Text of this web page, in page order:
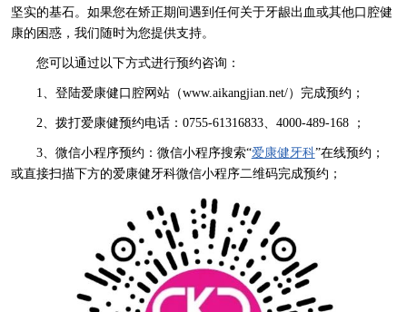
坚实的基石。如果您在矫正期间遇到任何关于牙龈出血或其他口腔健
康的困惑，我们随时为您提供支持。
您可以通过以下方式进行预约咨询：
1、登陆爱康健口腔网站（www.aikangjian.net/）完成预约；
2、拨打爱康健预约电话：0755-61316833、4000-489-168 ；
3、微信小程序预约：微信小程序搜索“爱康健牙科”在线预约；
或直接扫描下方的爱康健牙科微信小程序二维码完成预约；